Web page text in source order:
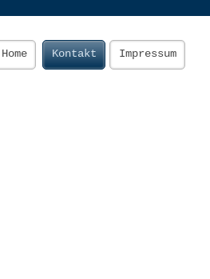
Home Kontakt Impressum